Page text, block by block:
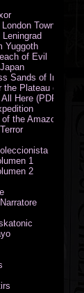
Town
Yuggoth
of Evil
Sands of India
Plateau of Leng
Here (PDF)
the Amazon
1
2